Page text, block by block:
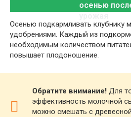
осенью
Осенью подкармливать клубнику
удобрениями. Каждый из
необходимым количеством
повышает плодоношение.
Обратите внимание! Для
эффективность молочной
можно смешать с